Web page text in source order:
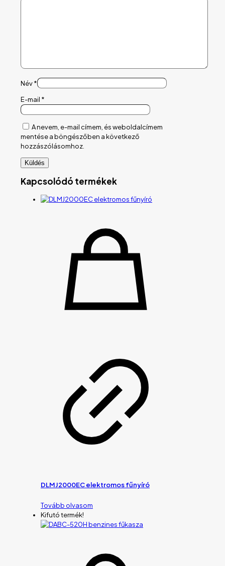
Név*
E-mail *
A nevem, e-mail címem, és weboldalcímem
mentése a böngészőben a következő
hozzászólásomhoz.
Kapcsolódó termékek
DLMJ2000EC elektromos fűnyíró
Tovább olvasom
Kifutó termék!